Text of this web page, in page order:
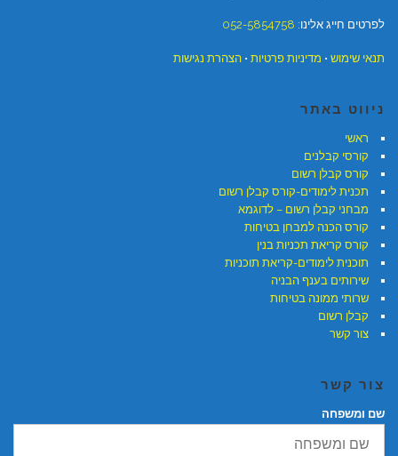
לפרטים חייג אלינו: 052-5854758
תנאי שימוש • מדיניות פרטיות • הצהרת נגישות
ניווט באתר
ראשי
קורסי קבלנים
קורס קבלן רשום
תכנית לימודים-קורס קבלן רשום
מבחני קבלן רשום – לדוגמא
קורס הכנה למבחן בטיחות
קורס קריאת תכניות בנין
תוכנית לימודים-קריאת תוכניות
שירותים בענף הבניה
שרותי ממונה בטיחות
קבלן רשום
צור קשר
צור קשר
שם ומשפחה